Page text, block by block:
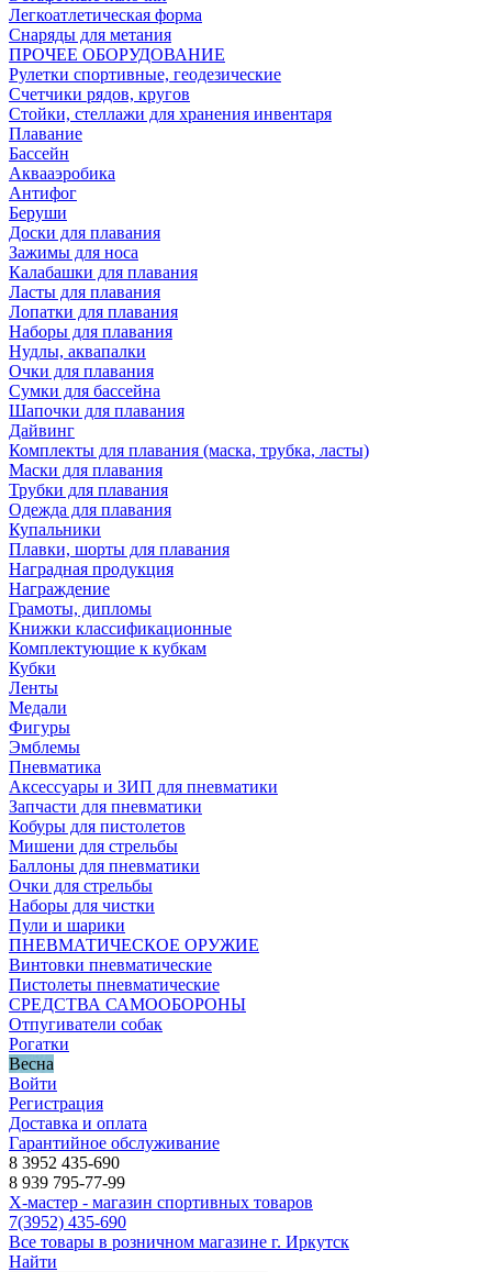
Легкоатлетическая форма
Снаряды для метания
ПРОЧЕЕ ОБОРУДОВАНИЕ
Рулетки спортивные, геодезические
Счетчики рядов, кругов
Стойки, стеллажи для хранения инвентаря
Плавание
Бассейн
Аквааэробика
Антифог
Беруши
Доски для плавания
Зажимы для носа
Калабашки для плавания
Ласты для плавания
Лопатки для плавания
Наборы для плавания
Нудлы, аквапалки
Очки для плавания
Сумки для бассейна
Шапочки для плавания
Дайвинг
Комплекты для плавания (маска, трубка, ласты)
Маски для плавания
Трубки для плавания
Одежда для плавания
Купальники
Плавки, шорты для плавания
Наградная продукция
Награждение
Грамоты, дипломы
Книжки классификационные
Комплектующие к кубкам
Кубки
Ленты
Медали
Фигуры
Эмблемы
Пневматика
Аксессуары и ЗИП для пневматики
Запчасти для пневматики
Кобуры для пистолетов
Мишени для стрельбы
Баллоны для пневматики
Очки для стрельбы
Наборы для чистки
Пули и шарики
ПНЕВМАТИЧЕСКОЕ ОРУЖИЕ
Винтовки пневматические
Пистолеты пневматические
СРЕДСТВА САМООБОРОНЫ
Отпугиватели собак
Рогатки
Весна
Войти
Регистрация
Доставка и оплата
Гарантийное обслуживание
8 3952 435-690
8 939 795-77-99
Х-мастер - магазин спортивных товаров
7(3952) 435-690
Все товары в розничном магазине г. Иркутск
Найти